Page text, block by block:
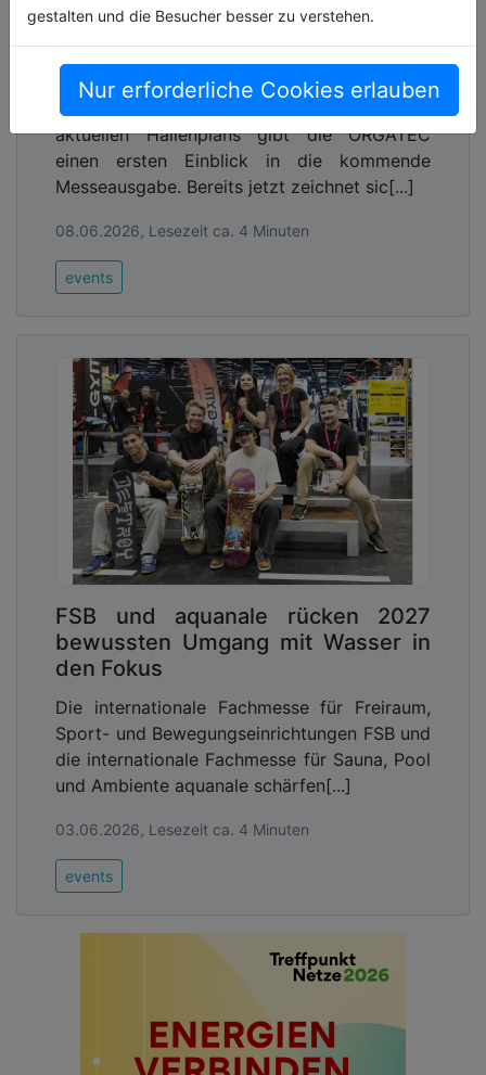
gestalten und die Besucher besser zu verstehen.
Nur erforderliche Cookies erlauben
ORGATEC 2026 verzeichnet breite
internationale Beteiligung
Mit dem Launch der Ausstellersuche und des
aktuellen Hallenplans gibt die ORGATEC
einen ersten Einblick in die kommende
Messeausgabe. Bereits jetzt zeichnet sic[...]
08.06.2026, Lesezeit ca. 4 Minuten
events
FSB und aquanale rücken 2027
bewussten Umgang mit Wasser in
den Fokus
Die internationale Fachmesse für Freiraum,
Sport- und Bewegungseinrichtungen FSB und
die internationale Fachmesse für Sauna, Pool
und Ambiente aquanale schärfen[...]
03.06.2026, Lesezeit ca. 4 Minuten
events